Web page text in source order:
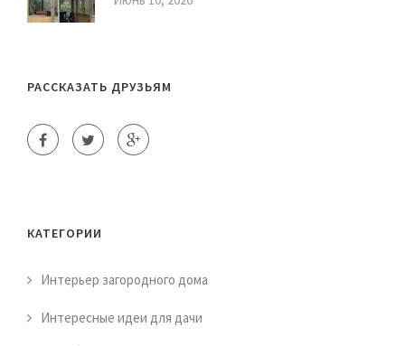
РАССКАЗАТЬ ДРУЗЬЯМ
КАТЕГОРИИ
Интерьер загородного дома
Интересные идеи для дачи